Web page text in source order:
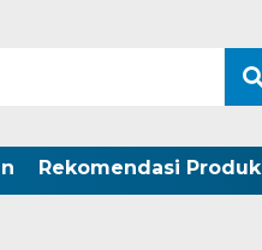
Rekomendasi Produk